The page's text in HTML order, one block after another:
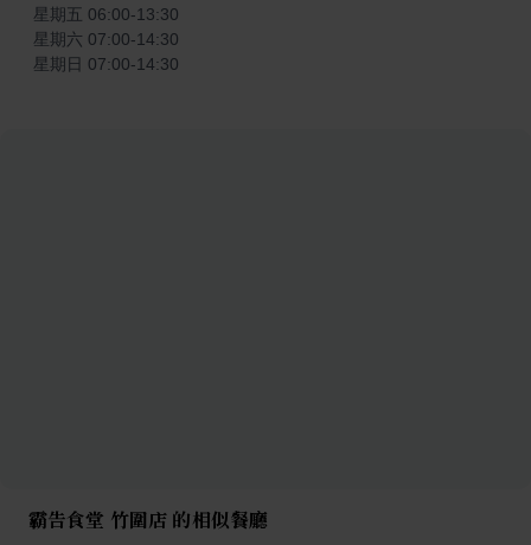
星期五 06:00-13:30
星期六 07:00-14:30
星期日 07:00-14:30
霸告食堂 竹圍店 的相似餐廳